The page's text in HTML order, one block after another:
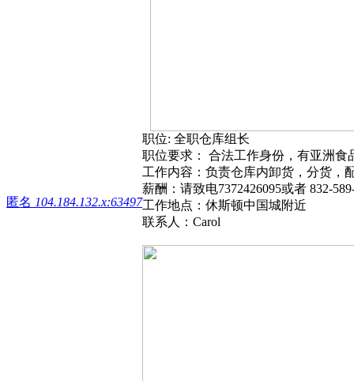
匿名 104.184.132.x:63497
职位: 全职仓库组长
职位要求： 合法工作身份，有亚洲食
工作内容：负责仓库内卸货，分货，
薪酬：请致电7372426095或者 832-
工作地点：休斯顿中国城附近
联系人：Carol